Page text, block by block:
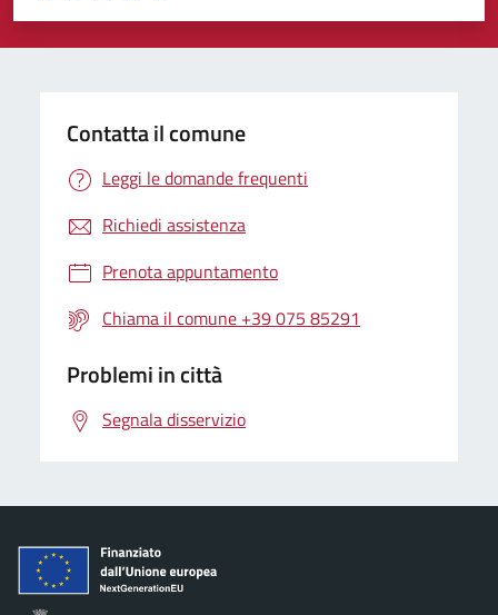
Valuta 5 stelle su 5
Valuta 4 stelle su 5
Valuta 3 stelle su 5
Valuta 2 stelle su 5
Valuta 1 stelle su 5
Contatta il comune
Leggi le domande frequenti
Richiedi assistenza
Prenota appuntamento
Chiama il comune +39 075 85291
Problemi in città
Segnala disservizio